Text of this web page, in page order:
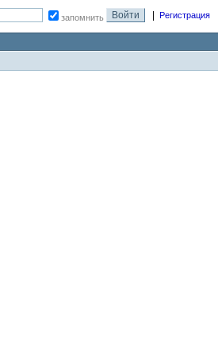
запомнить Регистрация